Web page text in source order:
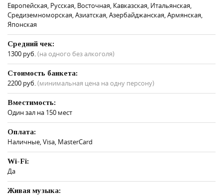
Европейская, Русская, Восточная, Кавказская, Итальянская,
Средиземноморская, Азиатская, Азербайджанская, Армянская,
Японская
Средний чек:
1300 руб.(на одного без алкоголя)
Стоимость банкета:
2200 руб.(минимальная цена на одну персону)
Вместимость:
Один зал на 150 мест
Оплата:
Наличные, Visa, MasterCard
Wi-Fi:
Да
Живая музыка: